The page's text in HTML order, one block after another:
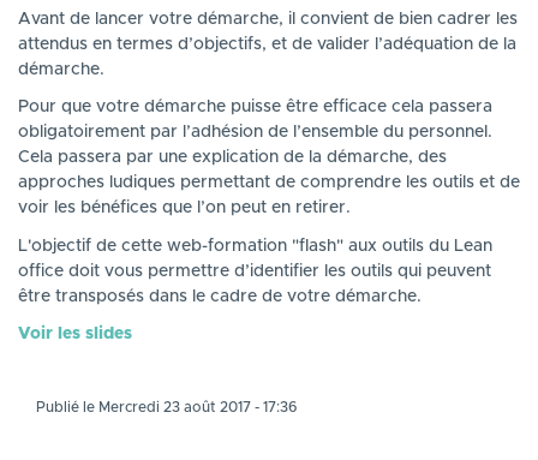
Avant de lancer votre démarche, il convient de bien cadrer les
attendus en termes d’objectifs, et de valider l’adéquation de la
démarche.
Pour que votre démarche puisse être efficace cela passera
obligatoirement par l’adhésion de l’ensemble du personnel.
Cela passera par une explication de la démarche, des
approches ludiques permettant de comprendre les outils et de
voir les bénéfices que l’on peut en retirer.
L'objectif de cette web-formation "flash" aux outils du Lean
office doit vous permettre d’identifier les outils qui peuvent
être transposés dans le cadre de votre démarche.
Voir les slides
Publié le Mercredi 23 août 2017 - 17:36